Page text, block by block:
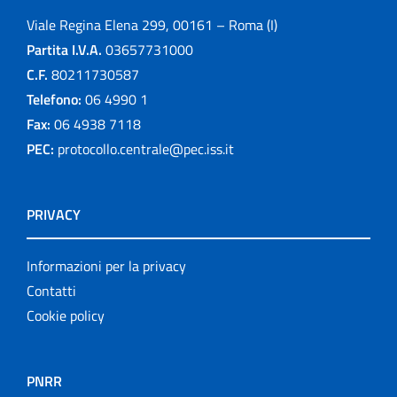
Viale Regina Elena 299, 00161 – Roma (I)
Partita I.V.A. 03657731000
C.F. 80211730587
Telefono: 06 4990 1
Fax: 06 4938 7118
PEC: protocollo.centrale@pec.iss.it
PRIVACY
Informazioni per la privacy
Contatti
Cookie policy
PNRR